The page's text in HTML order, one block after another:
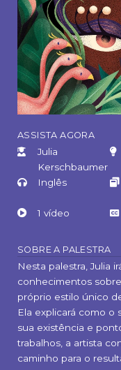
ASSISTA AGORA
Julia
Kerschbaumer
Inglês
1 vídeo
SOBRE A PALESTRA
Nesta palestra, Julia
conhecimentos
próprio estilo único
Ela explicará como o
sua existência e
trabalhos, a artista
caminho para o